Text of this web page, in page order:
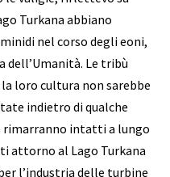
Turkana abbiano
nel corso degli eoni,
dell’Umanità. Le tribù
loro cultura non sarebbe
indietro di qualche
rimarranno intatti a lungo
attorno al Lago Turkana
l’industria delle turbine